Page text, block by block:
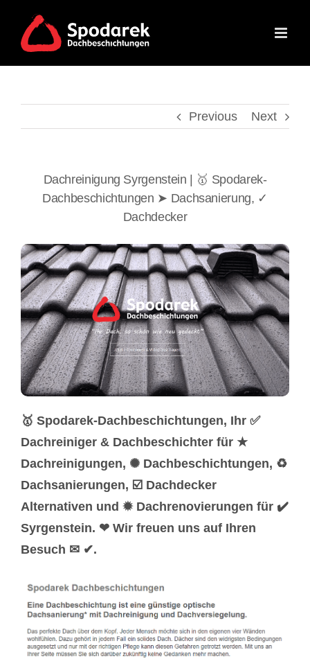
content
Previous Next
Dachreinigung Syrgenstein | 🥇 Spodarek-
Dachbeschichtungen ➤ Dachsanierung, ✓
Dachdecker
🥇 Spodarek-Dachbeschichtungen, Ihr ✅
Dachreiniger & Dachbeschichter für ★
Dachreinigungen, ✺ Dachbeschichtungen, ♻
Dachsanierungen, ☑️ Dachdecker
Alternativen und ✹ Dachrenovierungen für ✔️
Syrgenstein. ❤ Wir freuen uns auf Ihren
Besuch ✉ ✔.